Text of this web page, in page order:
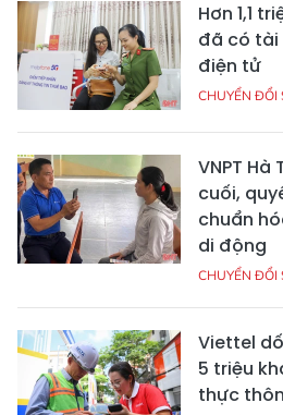
Hơn 1,1
đã có tài
điện tử
CHUYỂN ĐỔI
VNPT
cuối,
chuẩn
di động
CHUYỂN ĐỔI
Viettel
5 triệu
thực